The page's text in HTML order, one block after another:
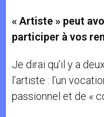
« Artiste » peut
participer à vos
Je dirai qu’il y a
l’artiste : l’un
passionnel et de «